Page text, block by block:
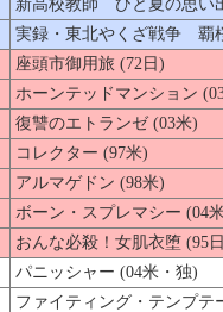
新高校教師 ひと夏の思い
実録・東北やくざ戦争 覇
座頭市御用旅 (72日)
ホーンテッドマンション
復讐のエトランゼ (03米)
コレクター (97米)
アルマゲドン (98米)
ボーン・スプレマシー (04
おんな必殺！女肌衣堕(95
パニッシャー (04米・独)
ファイティング・テンプテ